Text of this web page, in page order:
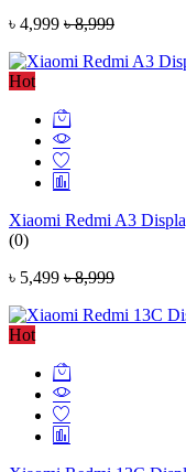
৳ 4,999 ৳ 8,999
Hot
Xiaomi Redmi A3
(0)
৳ 5,499 ৳ 8,999
Hot